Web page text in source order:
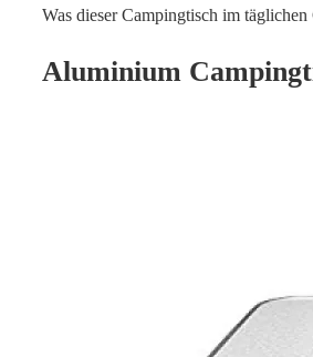
Was dieser Campingtisch im
Aluminium